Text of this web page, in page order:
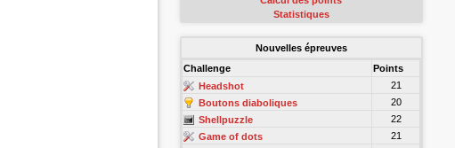
Statistiques
Nouvelles épreuves
Challenge
Points
Headshot
21
Boutons diaboliques
20
Shellpuzzle
22
Game of dots
21